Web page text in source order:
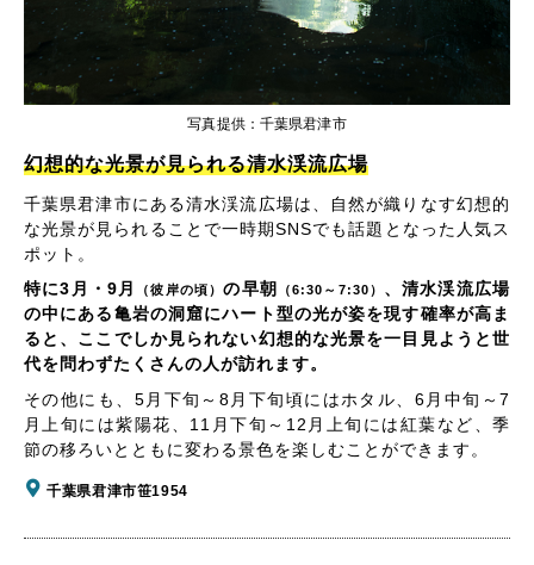
写真提供：千葉県君津市
幻想的な光景が見られる清水渓流広場
千葉県君津市にある清水渓流広場は、自然が織りなす幻想的
な光景が見られることで一時期SNSでも話題となった人気ス
ポット。
特に3月・9月
（彼岸の頃）の早朝 （6:30～7:30） 、清水渓流広場
の中にある亀岩の洞窟にハート型の光が姿を現す確率が高ま
ると、ここでしか見られない幻想的な光景を一目見ようと世
代を問わずたくさんの人が訪れます。
その他にも、5月下旬～8月下旬頃にはホタル、6月中旬～7
月上旬には紫陽花、11月下旬～12月上旬には紅葉など、季
節の移ろいとともに変わる景色を楽しむことができます。
千葉県君津市笹1954